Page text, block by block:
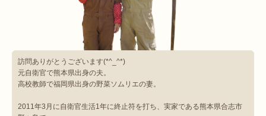
訪問ありがとうございます(*^_^*)
元自衛官で熊本県出身の夫。
高校教師で福岡県出身の野菜ソムリエの妻。
2011年3月に自衛官生活1年に終止符を打ち、実家である熊本県合志市